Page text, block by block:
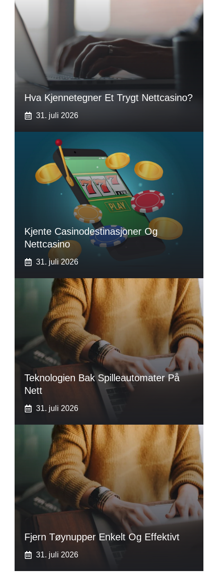
Hva Kjennetegner Et Trygt Nettcasino?
31. juli 2026
Kjente Casinodestinasjoner Og
Nettcasino
31. juli 2026
Teknologien Bak Spilleautomater På
Nett
31. juli 2026
Fjern Tøynupper Enkelt Og Effektivt
31. juli 2026